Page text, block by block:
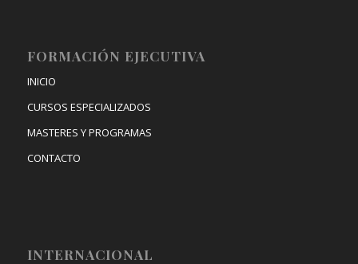
FORMACIÓN EJECUTIVA
INICIO
CURSOS ESPECIALIZADOS
MASTERES Y PROGRAMAS
CONTACTO
INTERNACIONAL